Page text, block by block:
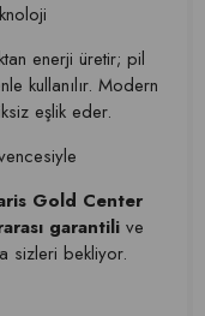
enerji üretir; pil
kullanılır. Modern
eşlik eder.
Gold Center
garantili ve
sizleri bekliyor.